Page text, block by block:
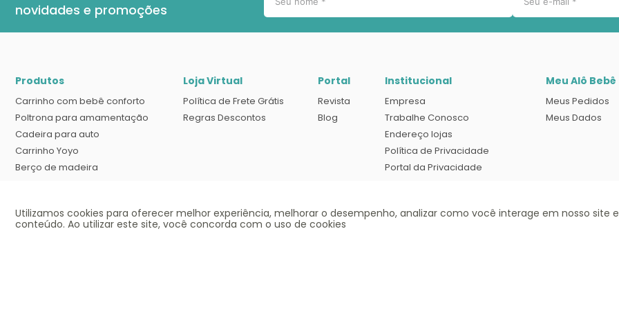
Utilizamos cookies para oferecer melhor experiência, melhorar o desempenho, analizar como você interage em nosso site
conteúdo. Ao utilizar este site, você concorda com o uso de cookies
novidades e promoções
Produtos
Carrinho com bebê conforto
Poltrona para amamentação
Cadeira para auto
Carrinho Yoyo
Berço de madeira
Berço desmontável
Loja Virtual
Política de Frete Grátis
Regras Descontos
Portal
Revista
Blog
Institucional
Empresa
Trabalhe Conosco
Endereço lojas
Política de Privacidade
Portal da Privacidade
Meu Alô Bebê
Meus Pedidos
Meus Dados